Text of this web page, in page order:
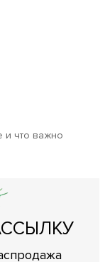
и что важно